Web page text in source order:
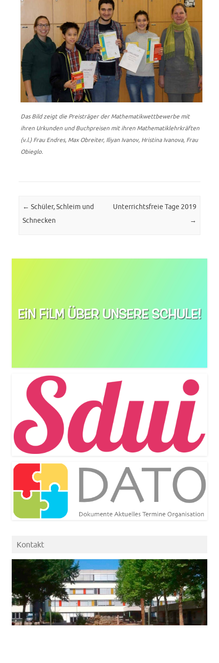
Das Bild zeigt die Preisträger der Mathematikwettbewerbe mit
ihren Urkunden und Buchpreisen mit ihren Mathematiklehrkräften
(v.l.) Frau Endres, Max Obreiter, Iliyan Ivanov, Hristina Ivanova, Frau
Obieglo.
Post navigation
← Schüler, Schleim und
Schnecken
Unterrichtsfreie Tage 2019
→
Kontakt